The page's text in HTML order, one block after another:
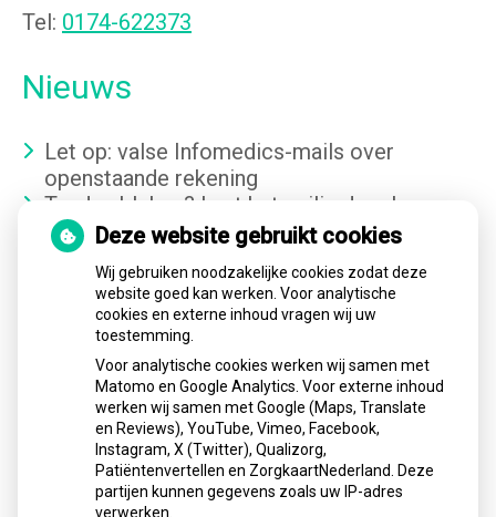
Tel: 0174-622373
Nieuws
Let op: valse Infomedics-mails over
openstaande rekening
Tanden bleken? Laat het veilig doen!
Gezond tandvlees: de basis voor een
gezonde mond
Naar de tandarts in het buitenland? Wees op
je hoede!
(Mond)zorgkosten gemaakt in 2025? Check
of die aftrekbaar zijn
Aangesloten bij:
Deze website gebruikt cookies
Wij gebruiken noodzakelijke cookies zodat deze
website goed kan werken. Voor analytische
cookies en externe inhoud vragen wij uw
toestemming.
Voor analytische cookies werken wij samen met
Matomo en Google Analytics. Voor externe inhoud
werken wij samen met Google (Maps, Translate
en Reviews), YouTube, Vimeo, Facebook,
Instagram, X (Twitter), Qualizorg,
Patiëntenvertellen en ZorgkaartNederland. Deze
partijen kunnen gegevens zoals uw IP-adres
verwerken.